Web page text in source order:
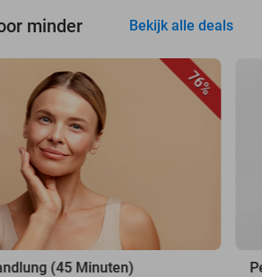
minder Bekijk alle deals
76%
(45 Minuten)